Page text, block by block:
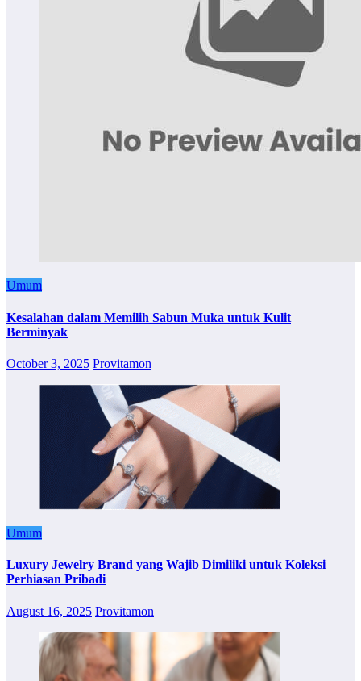
Umum
Kesalahan dalam Memilih Sabun Muka untuk Kulit
Berminyak
October 3, 2025 Provitamon
Umum
Luxury Jewelry Brand yang Wajib Dimiliki untuk Koleksi
Perhiasan Pribadi
August 16, 2025 Provitamon